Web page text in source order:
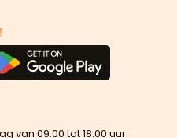
van 09:00 tot 18:00 uur.